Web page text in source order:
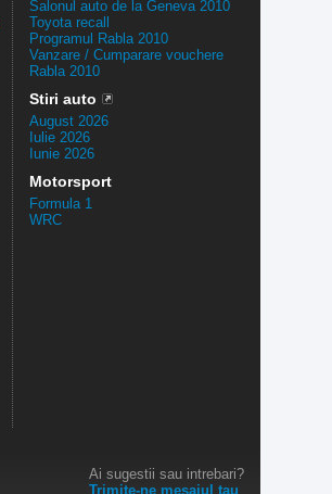
Salonul auto de la Geneva 2010
Toyota recall
Programul Rabla 2010
Vanzare / Cumparare vouchere
Rabla 2010
Stiri auto
August 2026
Iulie 2026
Iunie 2026
Motorsport
Formula 1
WRC
Ai sugestii sau intrebari?
Trimite-ne mesajul tau